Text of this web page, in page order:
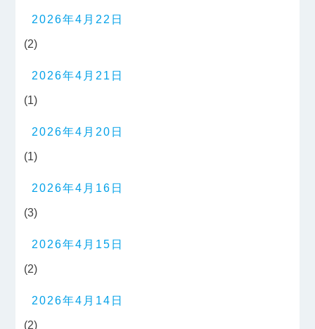
2026年4月22日
(2)
2026年4月21日
(1)
2026年4月20日
(1)
2026年4月16日
(3)
2026年4月15日
(2)
2026年4月14日
(2)